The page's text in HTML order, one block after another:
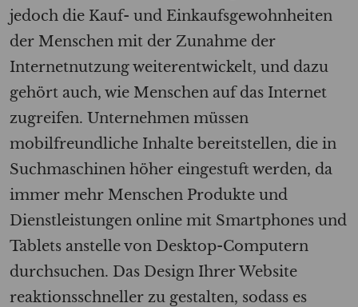
jedoch die Kauf- und Einkaufsgewohnheiten
der Menschen mit der Zunahme der
Internetnutzung weiterentwickelt, und dazu
gehört auch, wie Menschen auf das Internet
zugreifen. Unternehmen müssen
mobilfreundliche Inhalte bereitstellen, die in
Suchmaschinen höher eingestuft werden, da
immer mehr Menschen Produkte und
Dienstleistungen online mit Smartphones und
Tablets anstelle von Desktop-Computern
durchsuchen. Das Design Ihrer Website
reaktionsschneller zu gestalten, sodass es